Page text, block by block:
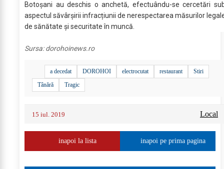
Botoșani au deschis o anchetă, efectuându-se cercetări
aspectul săvârșirii infracțiunii de nerespectarea măsurilor
de sănătate și securitate în muncă.
Sursa:dorohoinews.ro
a decedat DOROHOI electrocutat restaurant
Stiri
Tânără
Tragic
15 iul. 2019 Local
inapoi la lista inapoi pe prima pagina